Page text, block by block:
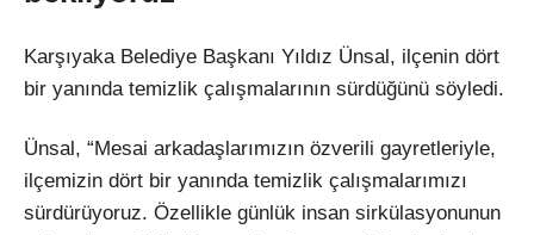
Karşıyaka Belediye Başkanı Yıldız Ünsal, ilçenin dört
bir yanında temizlik çalışmalarının sürdüğünü söyledi.
Ünsal, “Mesai arkadaşlarımızın özverili gayretleriyle,
ilçemizin dört bir yanında temizlik çalışmalarımızı
sürdürüyoruz. Özellikle günlük insan sirkülasyonunun